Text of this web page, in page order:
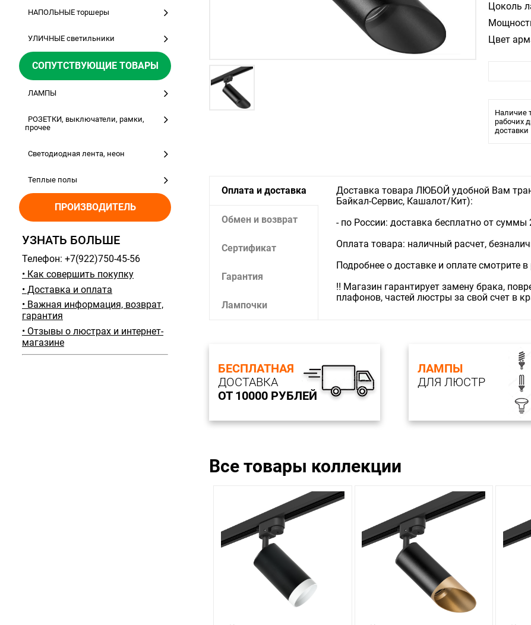
НАПОЛЬНЫЕ торшеры
УЛИЧНЫЕ светильники
СОПУТСТВУЮЩИЕ ТОВАРЫ
ЛАМПЫ
РОЗЕТКИ, выключатели, рамки,
прочее
Светодиодная лента, неон
Теплые полы
ПРОИЗВОДИТЕЛЬ
УЗНАТЬ БОЛЬШЕ
Телефон: +7(922)750-45-56
• Как совершить покупку
• Доставка и оплата
• Важная информация, возврат,
гарантия
• Отзывы о люстрах и интернет-
магазине
Цоколь
Цвет
Наличие
рабочих
доставки
Оплата и доставка
Обмен и возврат
Сертификат
Гарантия
Лампочки
Доставка товара ЛЮБОЙ удобной Вам
Байкал-Сервис, Кашалот/Кит):
- по России: доставка бесплатно от суммы
Оплата товара: наличный расчет,
Подробнее о доставке и оплате смотрите в
‼️ Магазин гарантирует замену брака,
плафонов, частей люстры за свой счет в
БЕСПЛАТНАЯ
ДОСТАВКА
ОТ 10000 РУБЛЕЙ
ЛАМПЫ
ДЛЯ ЛЮСТР
Все товары коллекции